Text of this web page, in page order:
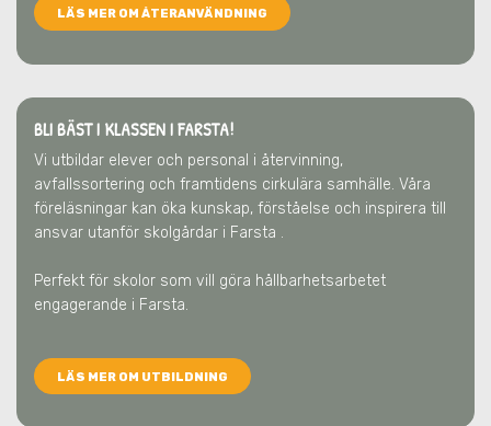
LÄS MER OM ÅTERANVÄNDNING
BLI BÄST I KLASSEN I FARSTA!
Vi utbildar elever och personal i återvinning,
avfallssortering och framtidens cirkulära samhälle. Våra
föreläsningar kan öka kunskap, förståelse och inspirera till
ansvar utanför skolgårdar i Farsta .
Perfekt för skolor som vill göra hållbarhetsarbetet
engagerande i Farsta.
LÄS MER OM UTBILDNING